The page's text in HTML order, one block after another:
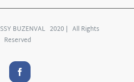
BUZENVAL 2020 | All Rights
Reserved